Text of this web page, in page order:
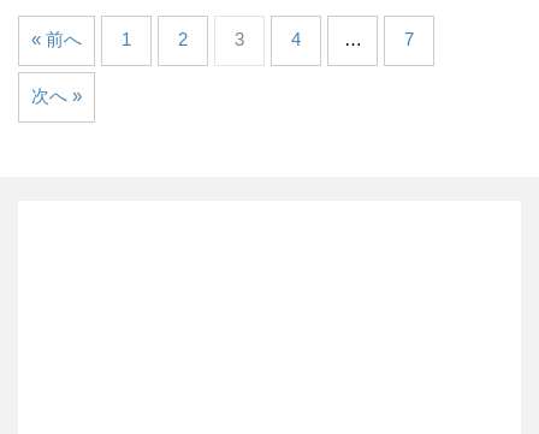
« 前へ 1 2 3 4 … 7
次へ »